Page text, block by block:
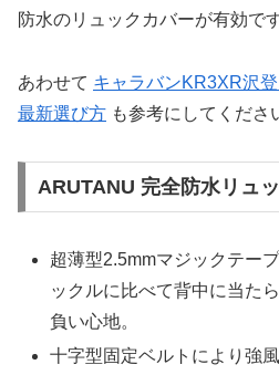
防水のリュックカバーが有効です
あわせて キャラバンKR3XR沢
最新選び方 も参考にしてくださ
ARUTANU 完全防水リュ
超薄型2.5mmマジックテー
ックルに比べて背中に当た
負い心地。
十字型固定ベルトにより強